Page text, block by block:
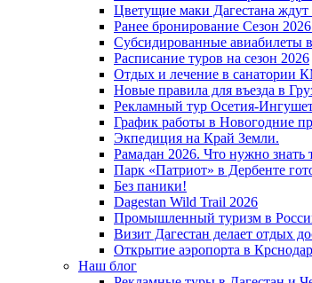
Цветущие маки Дагестана ждут
Ранее бронирование Сезон
Субсидированные авиабилеты
Расписание туров на сезон 2026
Отдых и лечение в санатории
Новые правила для въезда в
Рекламный тур Осетия-
График работы в Новогодние
Экпедиция на Край Земли.
Рамадан 2026. Что нужно знать
Парк «Патриот» в Дербенте
Без паники!
Dagestan Wild Trail 2026
Промышленный туризм в
Визит Дагестан делает отдых
Открытие аэропорта в
Наш блог